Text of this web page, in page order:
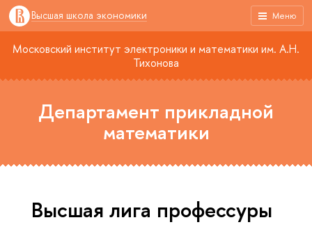
Меню
Высшая школа экономики
Московский институт электроники и математики им. А.Н.
Тихонова
Департамент прикладной
математики
Высшая лига профессуры